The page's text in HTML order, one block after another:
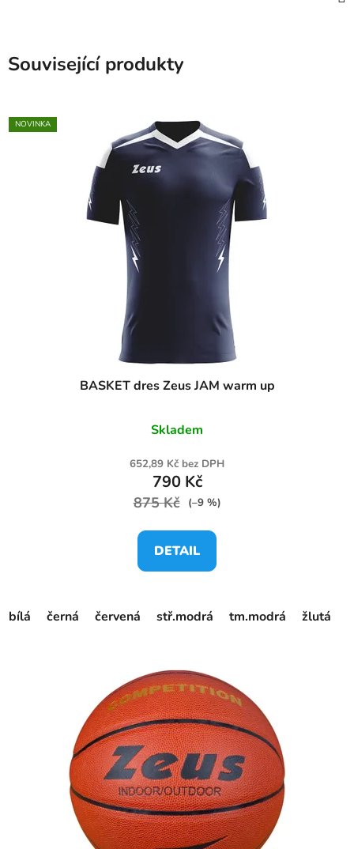
Související produkty
NOVINKA
BASKET dres Zeus JAM warm up
Skladem
652,89 Kč bez DPH
790 Kč
875 Kč (–9 %)
DETAIL
bílá černá červená stř.modrá tm.modrá žlutá